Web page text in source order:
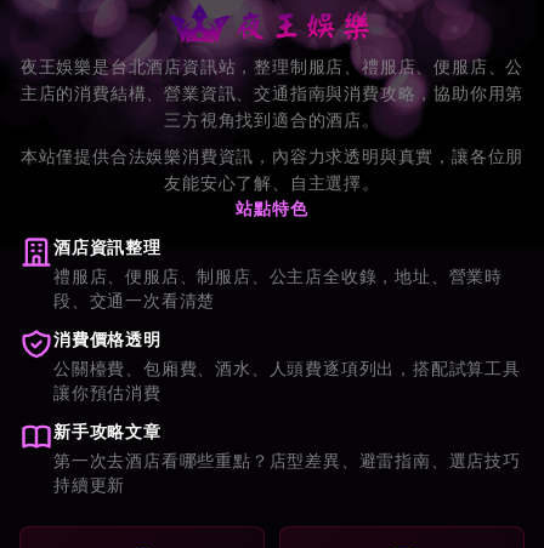
夜王娛樂是台北酒店資訊站，整理制服店、禮服店、便服店、公
主店的消費結構、營業資訊、交通指南與消費攻略，協助你用第
三方視角找到適合的酒店。
本站僅提供合法娛樂消費資訊，內容力求透明與真實，讓各位朋
友能安心了解、自主選擇。
站點特色
酒店資訊整理
禮服店、便服店、制服店、公主店全收錄，地址、營業時
段、交通一次看清楚
消費價格透明
公關檯費、包廂費、酒水、人頭費逐項列出，搭配試算工具
讓你預估消費
新手攻略文章
第一次去酒店看哪些重點？店型差異、避雷指南、選店技巧
持續更新